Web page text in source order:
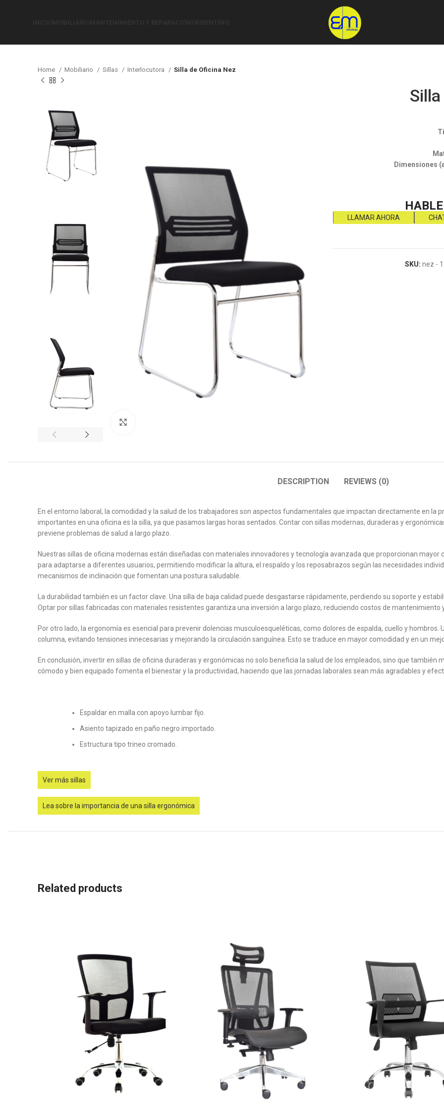
Home Mobiliario Sillas Interlocutora Silla de Oficina Nez
Dimensiones
LLAMAR AHORA
SKU: nez - 1
DESCRIPTION REVIEWS (0)
En el entorno laboral, la comodidad y la salud de los trabajadores son aspectos fundamentales que impactan directamente en la
importantes en una oficina es la silla, ya que pasamos largas horas sentados. Contar con sillas modernas, duraderas y
previene problemas de salud a largo plazo.
Nuestras sillas de oficina modernas están diseñadas con materiales innovadores y tecnología avanzada que proporcionan
para adaptarse a diferentes usuarios, permitiendo modificar la altura, el respaldo y los reposabrazos según las necesidades
mecanismos de inclinación que fomentan una postura saludable.
La durabilidad también es un factor clave. Una silla de baja calidad puede desgastarse rápidamente, perdiendo su soporte y
Optar por sillas fabricadas con materiales resistentes garantiza una inversión a largo plazo, reduciendo costos de mantenimiento
Por otro lado, la ergonomía es esencial para prevenir dolencias musculoesqueléticas, como dolores de espalda, cuello y
columna, evitando tensiones innecesarias y mejorando la circulación sanguínea. Esto se traduce en mayor comodidad y en un
En conclusión, invertir en sillas de oficina duraderas y ergonómicas no solo beneficia la salud de los empleados, sino que también
cómodo y bien equipado fomenta el bienestar y la productividad, haciendo que las jornadas laborales sean más agradables y
Espaldar en malla con apoyo lumbar fijo.
Asiento tapizado en paño negro importado.
Estructura tipo trineo cromado.
Ver más sillas
Lea sobre la importancia de una silla ergonómica
Related products